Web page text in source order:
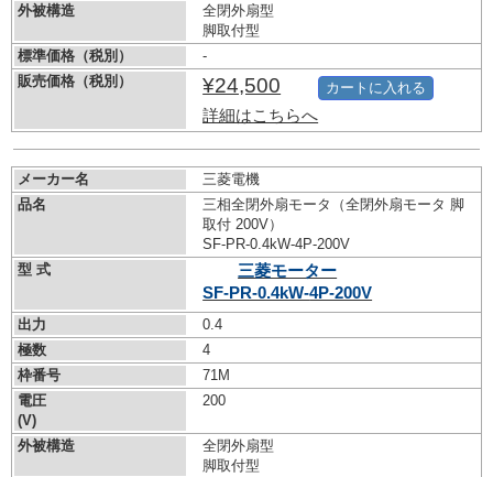
外被構造
全閉外扇型
脚取付型
標準価格（税別）
-
販売価格（税別）
¥24,500
詳細はこちらへ
カートに入れる
メーカー名
三菱電機
品名
三相全閉外扇モータ（全閉外扇モータ 脚
取付 200V）
SF-PR-0.4kW-4P-200V
型 式
三菱モーター
SF-PR-0.4kW-4P-200V
出力
0.4
極数
4
枠番号
71M
電圧
(V)
200
外被構造
全閉外扇型
脚取付型